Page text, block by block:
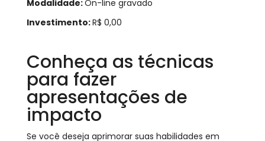
Modalidade:On-line gravado
Investimento:R$ 0,00
Conheça as técnicas
para fazer
apresentações de
impacto
Se você deseja aprimorar suas habilidades em